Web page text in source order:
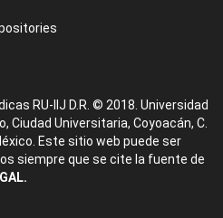
RU-IIJ D.R. © 2018. Universidad
Ciudad Universitaria, Coyoacán, C.
Este sitio web puede ser
siempre que se cite la fuente de